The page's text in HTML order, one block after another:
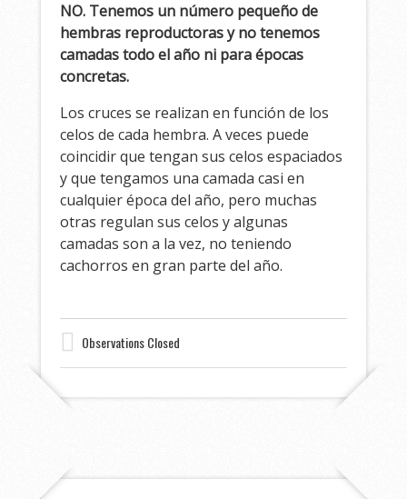
NO. Tenemos un número pequeño de
hembras reproductoras y no tenemos
camadas todo el año ni para épocas
concretas.
Los cruces se realizan en función de los
celos de cada hembra. A veces puede
coincidir que tengan sus celos espaciados
y que tengamos una camada casi en
cualquier época del año, pero muchas
otras regulan sus celos y algunas
camadas son a la vez, no teniendo
cachorros en gran parte del año.
Observations Closed